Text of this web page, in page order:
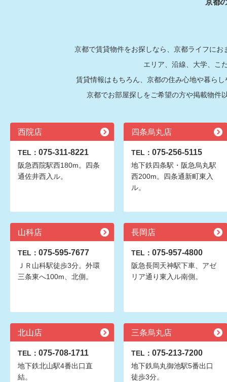
京都
京都で賃貸物件をお探しなら、京都ライフに
エリア、沿線、大学、こ
賃貸情報はもちろん、京都の住み心地や暮ら
京都でお部屋探しをご希望の方や掲載物件
西院店
TEL： 075-311-8221
阪急西院駅西180m。四条
通佐井西入ル。
四条烏丸店
TEL： 075-256-5115
地下鉄四条駅・阪急烏丸駅
西200m。四条通新町東入
ル。
山科店
TEL： 075-595-7677
ＪＲ山科駅徒歩3分。外環
三条東へ100m、北側。
長岡店
TEL： 075-957-4800
阪急長岡天神駅下車、アゼ
リア通り東入ル南側。
北山店
TEL： 075-708-1711
地下鉄北山駅4番出口直
結。
三条烏丸店
TEL： 075-213-7200
地下鉄烏丸御池駅5番出口
徒歩3分。